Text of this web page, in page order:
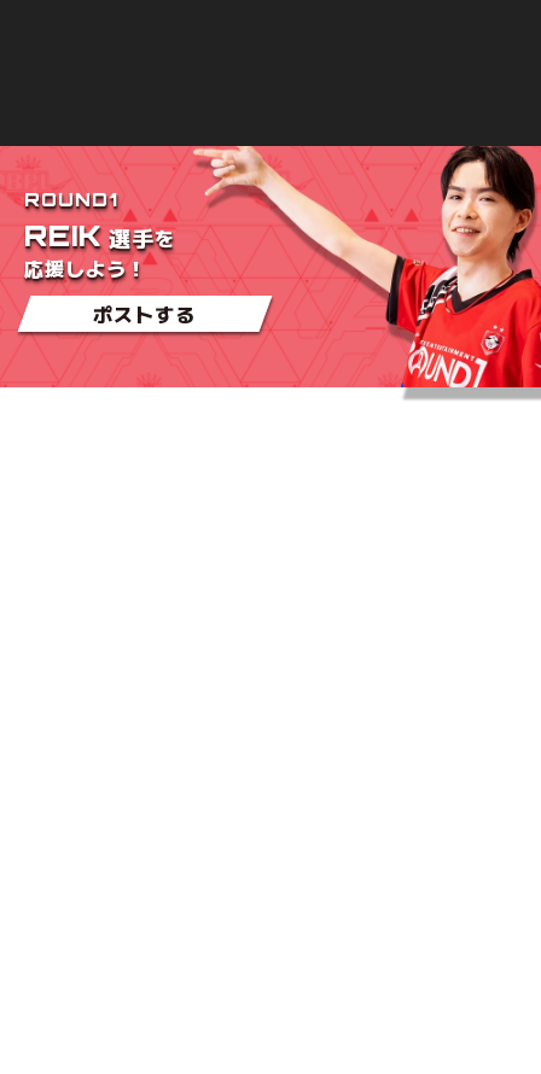
ROUND1
REIK 選手を
応援しよう！